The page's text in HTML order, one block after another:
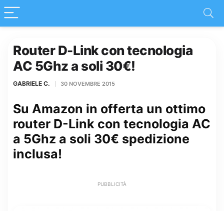
Router D-Link con tecnologia
AC 5Ghz a soli 30€!
GABRIELE C. 30 NOVEMBRE 2015
Su Amazon in offerta un ottimo
router D-Link con tecnologia AC
a 5Ghz a soli 30€ spedizione
inclusa!
PUBBLICITÀ